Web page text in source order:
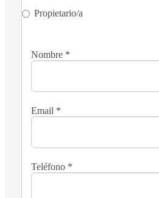
Propietario/a
Nombre *
Email *
Teléfono *